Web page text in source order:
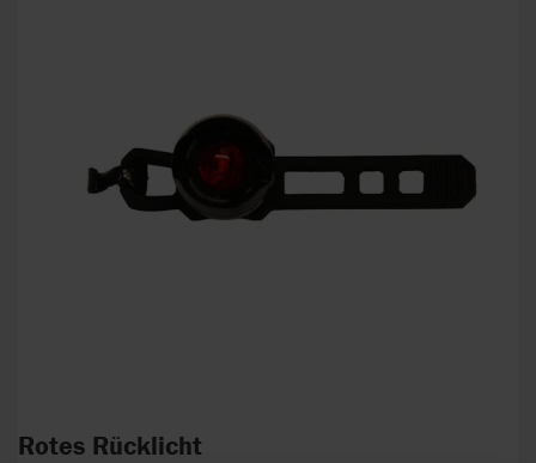
Rotes Rücklicht